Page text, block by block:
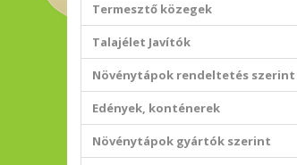
Termesztő közegek
Talajélet Javítók
Növénytápok rendeltetés szerint
Edények, konténerek
Növénytápok gyártók szerint